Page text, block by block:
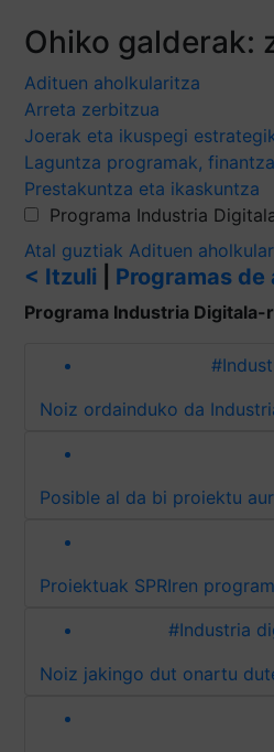
Ohiko galderak:
Adituen aholkularitza
Arreta zerbitzua
Joerak eta ikuspegi
Laguntza programak,
Prestakuntza eta ikaskuntza
Programa Industria
Atal guztiak Adituen
< Itzuli Programas
Programa Industria
#Industria